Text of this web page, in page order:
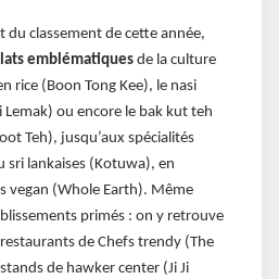
du classement de cette année,
emblématiques de la culture
rice (Boon Tong Kee), le nasi
ou encore le bak kut teh
Teh), jusqu’aux spécialités
sri lankaises (Kotuwa), en
vegan (Whole Earth). Même
primés : on y retrouve
de Chefs trendy (The
de hawker center (Ji Ji